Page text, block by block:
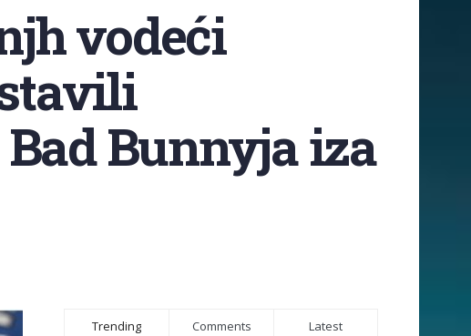
vodeći
Bunnyja iza
Trending Comments Latest